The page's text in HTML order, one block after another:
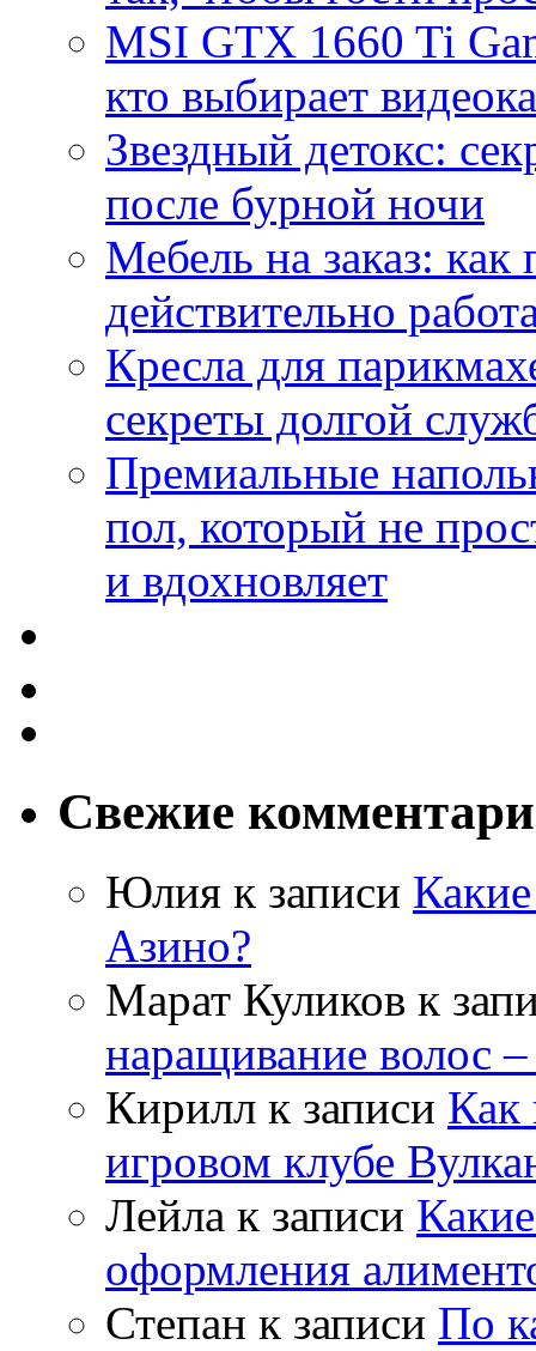
MSI GTX 1660 Ti
кто выбирает
Звездный детокс:
после бурной ночи
Мебель на заказ:
действительно
Кресла для
секреты долгой
Премиальные
пол, который не
и вдохновляет
Свежие
Юлия к записи
Азино?
Марат Куликов к
наращивание волос
Кирилл к записи Как
игровом клубе
Лейла к записи
оформления
Степан к записи По